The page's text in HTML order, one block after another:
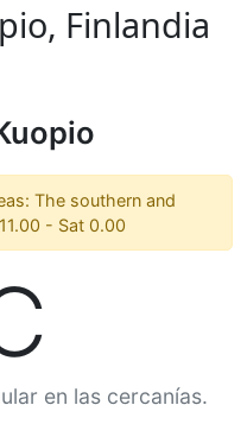
Finlandia
The southern and
- Sat 0.00
en las cercanías.